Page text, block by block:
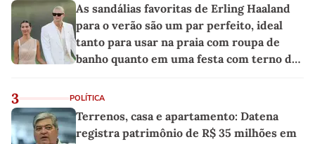
As sandálias favoritas de Erling Haaland
para o verão são um par perfeito, ideal
tanto para usar na praia com roupa de
banho quanto em uma festa com terno de
3 POLÍTICA
Terrenos, casa e apartamento: Datena
registra patrimônio de R$ 35 milhões em